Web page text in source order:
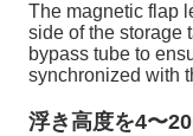
The magnetic flap
side of the storage
bypass tube to
synchronized with
浮き高度を4〜